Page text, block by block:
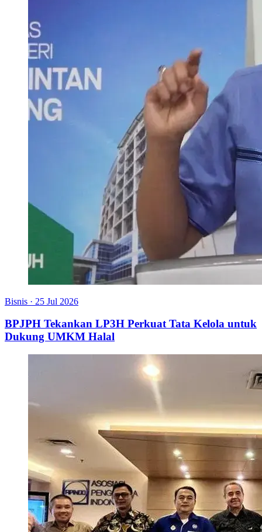
Bisnis · 25 Jul 2026
BPJPH Tekankan LP3H Perkuat Tata Kelola untuk
Dukung UMKM Halal